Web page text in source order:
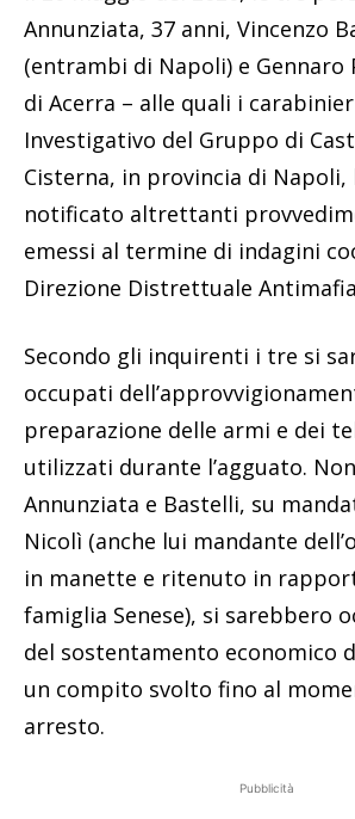
Annunziata, 37 anni, Vincenzo
(entrambi di Napoli) e Gennaro
di Acerra – alle quali i
Investigativo del Gruppo di
Cisterna, in provincia di Napoli,
notificato altrettanti
emessi al termine di indagini
Direzione Distrettuale
Secondo gli inquirenti i tre si
occupati
preparazione delle armi e dei
utilizzati durante l’agguato.
Annunziata e Bastelli, su
Nicolì (anche lui mandante
in manette e ritenuto in
famiglia Senese), si sarebbero
del sostentamento economico
un compito svolto fino al
arresto.
Pubblicità